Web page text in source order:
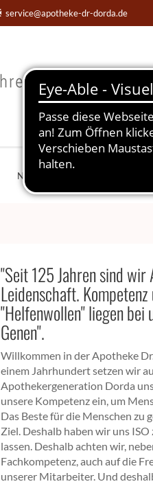
service@apotheke-dr-dorda.de
NOTDIENST
"Seit 125 Jahren sind wir
Leidenschaft.
"Helfenwollen" liegen bei
Genen".
Willkommen in der Apotheke
einem Jahrhundert setzen wir
Apothekergeneration Dorda
unsere Kompetenz ein, um
Das Beste für die Menschen zu
Ziel. Deshalb haben wir uns
lassen. Deshalb achten wir,
Fachkompetenz, auch auf die
unserer Mitarbeiter. Und